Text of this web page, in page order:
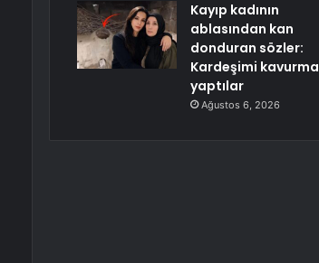
Kayıp kadının
ablasından kan
donduran sözler:
Kardeşimi kavurma
yaptılar
Ağustos 6, 2026